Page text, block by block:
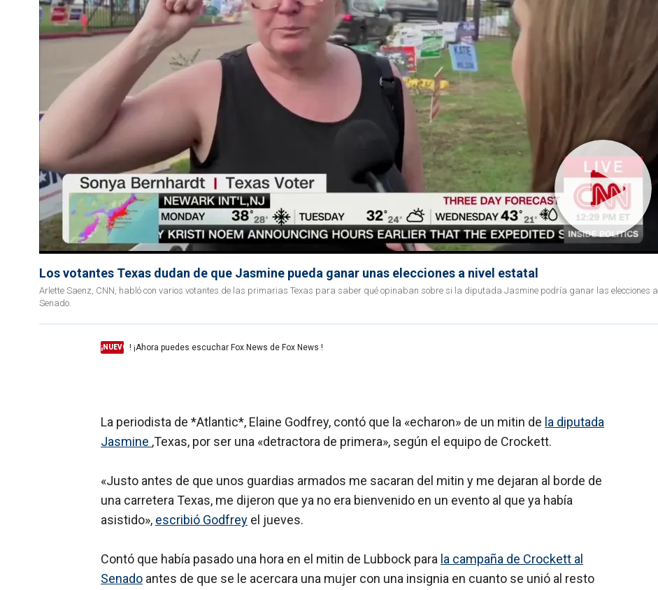
Los votantes Texas dudan de que Jasmine pueda ganar unas elecciones a nivel estatal
Arlette Saenz, CNN, habló con varios votantes de las primarias Texas para saber qué opinaban sobre si la diputada Jasmine podría ganar las elecciones al
Senado.
¡NUEVO ! ¡Ahora puedes escuchar Fox News de Fox News !
La periodista de *Atlantic*, Elaine Godfrey, contó que la «echaron» de un mitin de la diputada
Jasmine ,Texas, por ser una «detractora de primera», según el equipo de Crockett.
«Justo antes de que unos guardias armados me sacaran del mitin y me dejaran al borde de
una carretera Texas, me dijeron que ya no era bienvenido en un evento al que ya había
asistido», escribió Godfrey el jueves.
Contó que había pasado una hora en el mitin de Lubbock para la campaña de Crockett al
Senado antes de que se le acercara una mujer con una insignia en cuanto se unió al resto